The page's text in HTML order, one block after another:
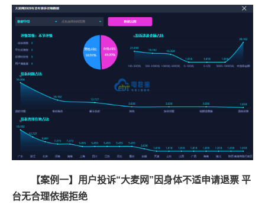
【案例一】用户投诉“大麦网”因身体不适申请退票 平
台无合理依据拒绝